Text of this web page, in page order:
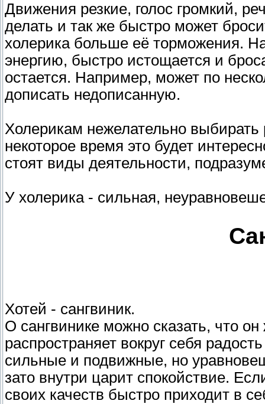
Движения резкие, голос громкий,
делать и так же быстро может
холерика больше её торможения.
энергию, быстро истощается и
остается. Например, может по
дописать недописанную.
Холерикам нежелательно
некоторое время это будет
стоят виды деятельности,
У холерика - сильная,
Хотей - сангвиник.
О сангвинике можно сказать, что
распространяет вокруг себя
сильные и подвижные, но
зато внутри царит спокойствие.
своих качеств быстро приходит в